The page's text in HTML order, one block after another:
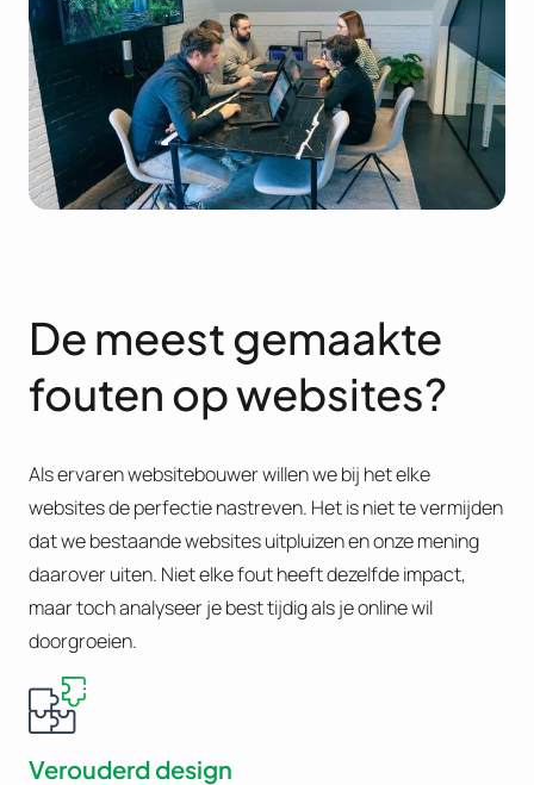
De meest gemaakte
fouten op websites?
Als ervaren websitebouwer willen we bij het elke
websites de perfectie nastreven. Het is niet te vermijden
dat we bestaande websites uitpluizen en onze mening
daarover uiten. Niet elke fout heeft dezelfde impact,
maar toch analyseer je best tijdig als je online wil
doorgroeien.
Verouderd design